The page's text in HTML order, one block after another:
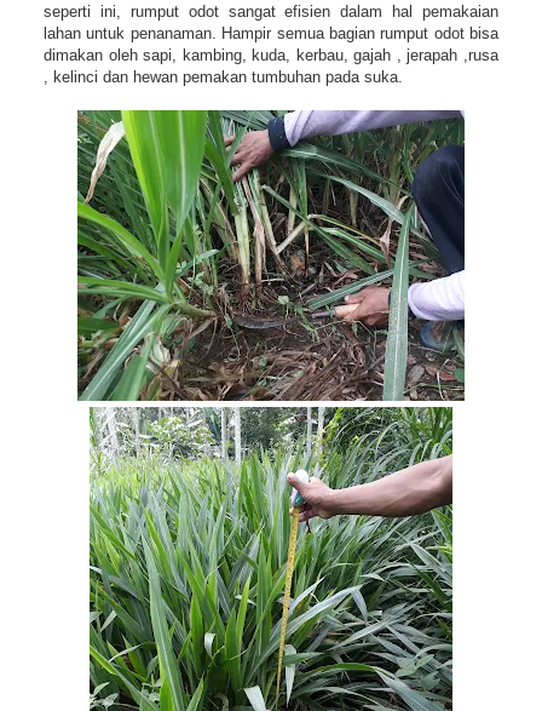
seperti ini, rumput odot sangat efisien dalam hal pemakaian
lahan untuk penanaman. Hampir semua bagian rumput odot bisa
dimakan oleh sapi, kambing, kuda, kerbau, gajah , jerapah ,rusa
, kelinci dan hewan pemakan tumbuhan pada suka.